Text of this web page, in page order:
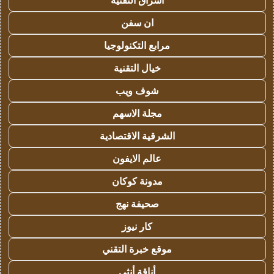
ان سفن
مرابع التكنولوجيا
خيال التقنية
شوف ويب
مجلة الاسهم
الشرقية الاقتصادية
عالم الايفون
مدونة كوكان
صحيفة نهج
كار نيوز
موقع خبرة التقني
أناقة أنثى